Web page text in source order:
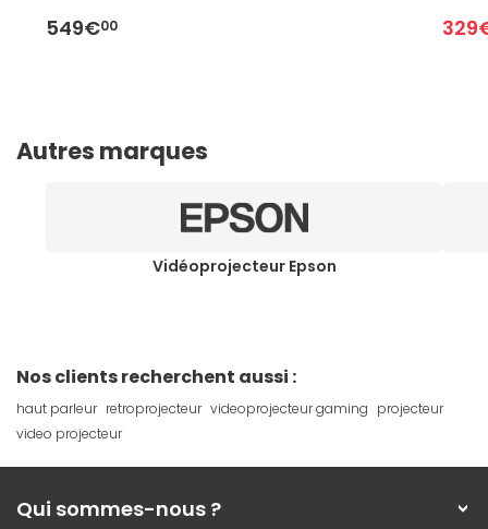
549€00
Autres marques
Vidéoprojecteur Epson
Nos clients recherchent aussi :
haut parleur retroprojecteur videoprojecteur gaming projecteur
video projecteur
Qui sommes-nous ?